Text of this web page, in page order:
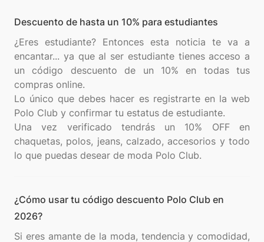
Descuento de hasta un 10% para estudiantes
¿Eres estudiante? Entonces esta noticia te va a
encantar... ya que al ser estudiante tienes acceso a
un código descuento de un 10% en todas tus
compras online.
Lo único que debes hacer es registrarte en la web
Polo Club y confirmar tu estatus de estudiante.
Una vez verificado tendrás un 10% OFF en
chaquetas, polos, jeans, calzado, accesorios y todo
¿Cómo usar tu código descuento Polo Club en
2026?
Si eres amante de la moda, tendencia y comodidad,